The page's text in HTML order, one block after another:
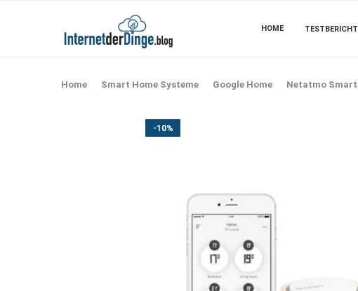
HOME
Home Smart Home Systeme Google Home Netatmo
-10%